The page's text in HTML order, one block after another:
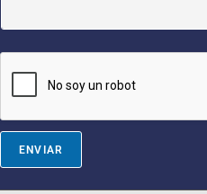
a
l
ENVIAR